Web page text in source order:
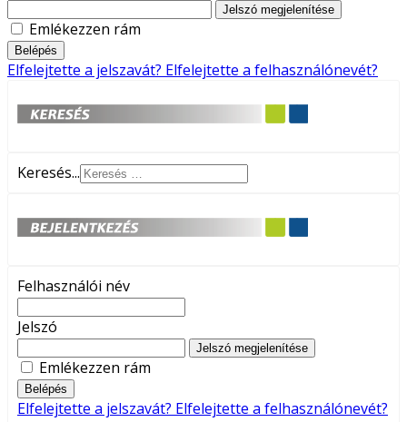
Jelszó megjelenítése
Emlékezzen rám
Belépés
Elfelejtette a jelszavát? Elfelejtette a felhasználónevét?
Keresés...
Felhasználói név
Jelszó
Jelszó megjelenítése
Emlékezzen rám
Belépés
Elfelejtette a jelszavát? Elfelejtette a felhasználónevét?